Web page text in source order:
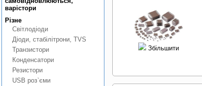
варiстори
Рiзне
Свiтлодiоди
Дiоди, стабiлiтрони, TVS
Транзистори
Конденсатори
Резистори
USB роз`єми
Збільшити